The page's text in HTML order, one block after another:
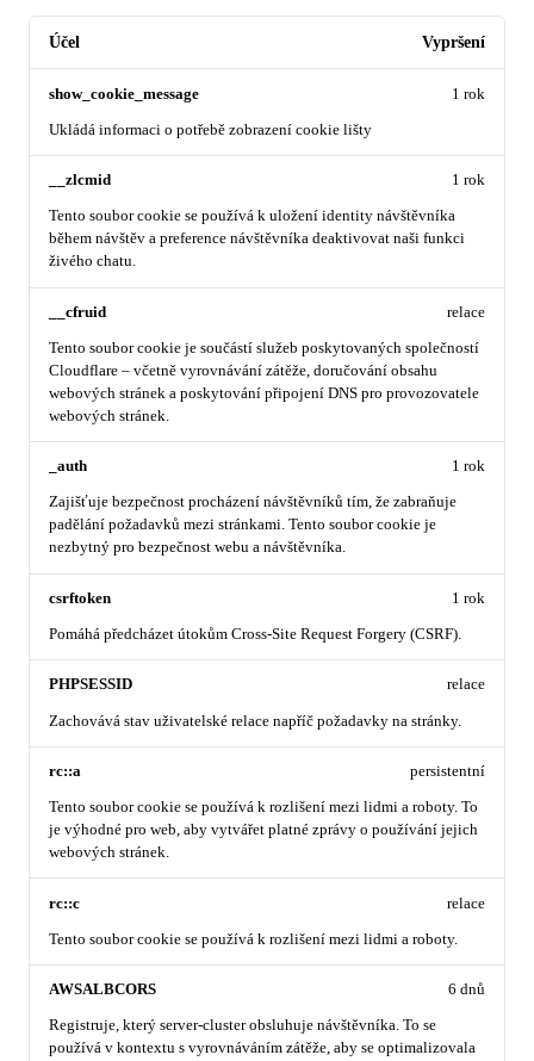
Účel Vypršení
show_cookie_message
Ukládá informaci o potřebě zobrazení cookie lišty
1 rok
__zlcmid
Tento soubor cookie se používá k uložení identity návštěvníka
během návštěv a preference návštěvníka deaktivovat naši funkci
živého chatu.
1 rok
__cfruid
Tento soubor cookie je součástí služeb poskytovaných společností
Cloudflare – včetně vyrovnávání zátěže, doručování obsahu
webových stránek a poskytování připojení DNS pro provozovatele
webových stránek.
relace
_auth
Zajišťuje bezpečnost procházení návštěvníků tím, že zabraňuje
padělání požadavků mezi stránkami. Tento soubor cookie je
nezbytný pro bezpečnost webu a návštěvníka.
1 rok
csrftoken
Pomáhá předcházet útokům Cross-Site Request Forgery (CSRF).
1 rok
PHPSESSID
Zachovává stav uživatelské relace napříč požadavky na stránky.
relace
rc::a
Tento soubor cookie se používá k rozlišení mezi lidmi a roboty. To
je výhodné pro web, aby vytvářet platné zprávy o používání jejich
webových stránek.
persistentní
rc::c
Tento soubor cookie se používá k rozlišení mezi lidmi a roboty.
relace
AWSALBCORS
Registruje, který server-cluster obsluhuje návštěvníka. To se
používá v kontextu s vyrovnáváním zátěže, aby se optimalizovala
6 dnů